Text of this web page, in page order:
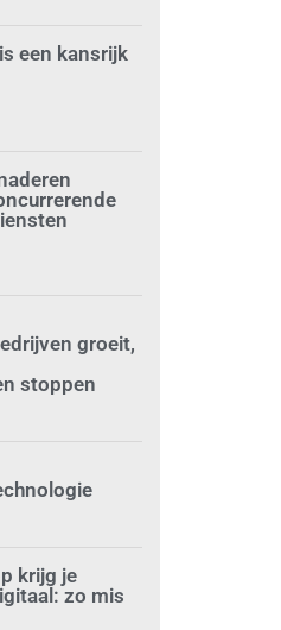
een kansrijk
groeit,
stoppen
krijg je
zo mis